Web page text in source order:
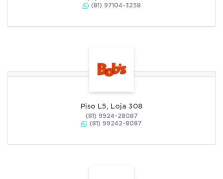
(81) 97104-3258
Piso L5, Loja 308
(81) 9924-28087
(81) 99242-8087